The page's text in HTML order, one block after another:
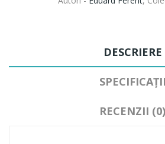
DESCRIERE
SPECIFICAȚII
RECENZII (0)